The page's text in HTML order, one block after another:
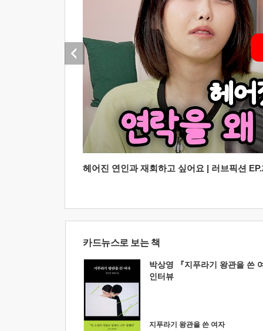
헤어진 연인과 재회하고 싶어요 | 러브픽션
카드뉴스로 보는 책
박상영 『지푸라기 왕관을 쓴
인터뷰
지푸라기 왕관을 쓴 여자